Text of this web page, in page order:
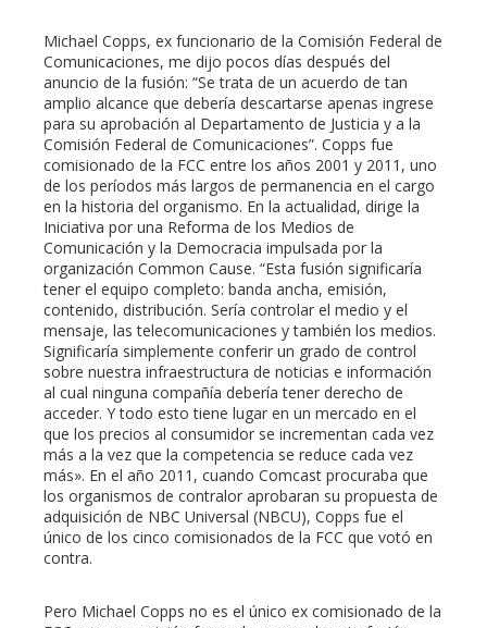
Michael Copps, ex funcionario de la Comisión Federal de
Comunicaciones, me dijo pocos días después del
anuncio de la fusión: “Se trata de un acuerdo de tan
amplio alcance que debería descartarse apenas ingrese
para su aprobación al Departamento de Justicia y a la
Comisión Federal de Comunicaciones”. Copps fue
comisionado de la FCC entre los años 2001 y 2011, uno
de los períodos más largos de permanencia en el cargo
en la historia del organismo. En la actualidad, dirige la
Iniciativa por una Reforma de los Medios de
Comunicación y la Democracia impulsada por la
organización Common Cause. “Esta fusión significaría
tener el equipo completo: banda ancha, emisión,
contenido, distribución. Sería controlar el medio y el
mensaje, las telecomunicaciones y también los medios.
Significaría simplemente conferir un grado de control
sobre nuestra infraestructura de noticias e información
al cual ninguna compañía debería tener derecho de
acceder. Y todo esto tiene lugar en un mercado en el
que los precios al consumidor se incrementan cada vez
más a la vez que la competencia se reduce cada vez
más». En el año 2011, cuando Comcast procuraba que
los organismos de contralor aprobaran su propuesta de
adquisición de NBC Universal (NBCU), Copps fue el
único de los cinco comisionados de la FCC que votó en
contra.
Pero Michael Copps no es el único ex comisionado de la